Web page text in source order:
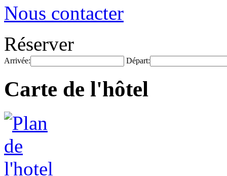
Nous contacter
Réserver
Arrivée: Départ:
Carte de l'hôtel